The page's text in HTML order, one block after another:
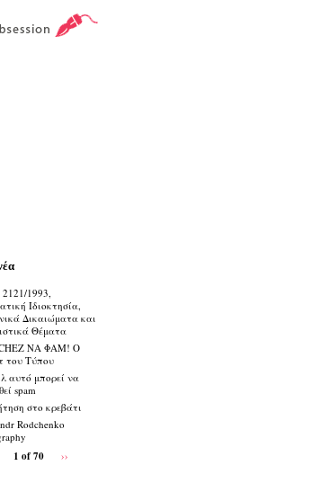
1993,
Ιδιοκτησία,
Δικαιώματα και
Θέματα
ΝΑ ΦΑΜ! Ο
του Τύπου
αυτό μπορεί να
spam
στο κρεβάτι
Rodchenko
1 of 70 ››